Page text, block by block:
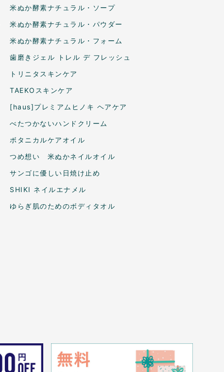
米ぬか酵素ナチュラル・ソープ
米ぬか酵素ナチュラル・パウダー
米ぬか酵素ナチュラル・フォーム
歯磨きジェル トレル デ フレッシュ
トリニタスキンケア
TAEKOスキンケア
[haus]プレミアムヒノキ ヘアケア
べたつかないハンドクリーム
ボタニカルケアオイル
つめ想い 米ぬかネイルオイル
サンゴに優しい日焼け止め
SHIKI ネイルエナメル
ゆらぎ肌のためのボディタオル